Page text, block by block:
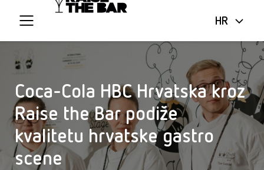
HR
Coca-Cola HBC Hrvatska kroz
Raise the Bar podiže
kvalitetu hrvatske gastro
scene